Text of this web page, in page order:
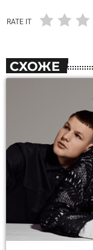
RATE IT
СХОЖЕ